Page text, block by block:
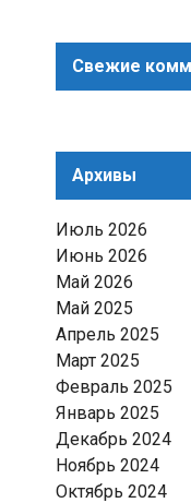
Свежие
Архивы
Июль 2026
Июнь 2026
Май 2026
Май 2025
Апрель 2025
Март 2025
Февраль 2025
Январь 2025
Декабрь 2024
Ноябрь 2024
Октябрь 2024